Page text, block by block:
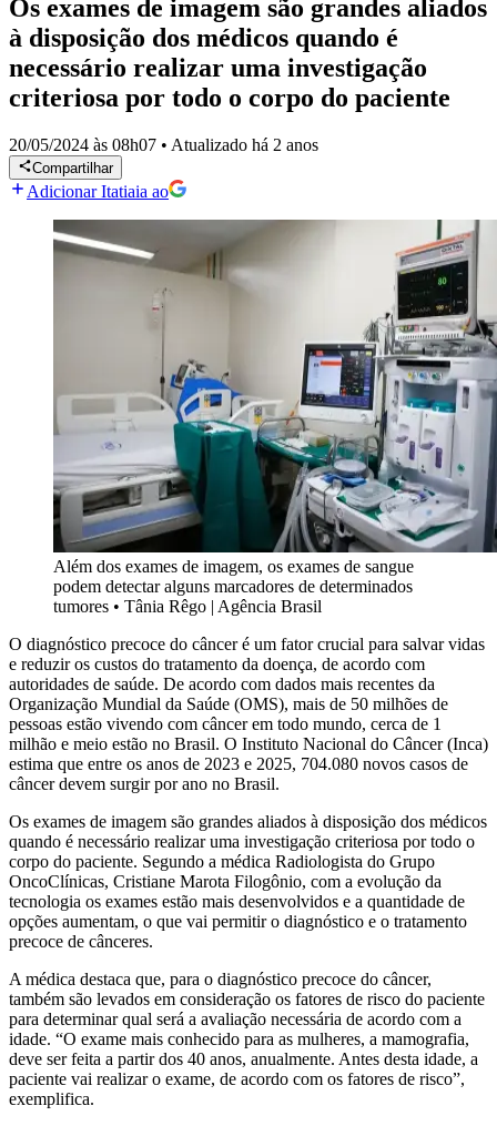
Os exames de imagem são grandes aliados
à disposição dos médicos quando é
necessário realizar uma investigação
criteriosa por todo o corpo do paciente
20/05/2024 às 08h07 • Atualizado há 2 anos
Compartilhar
Adicionar Itatiaia ao
Além dos exames de imagem, os exames de sangue
podem detectar alguns marcadores de determinados
tumores • Tânia Rêgo | Agência Brasil
O diagnóstico precoce do câncer é um fator crucial para salvar vidas
e reduzir os custos do tratamento da doença, de acordo com
autoridades de saúde. De acordo com dados mais recentes da
Organização Mundial da Saúde (OMS), mais de 50 milhões de
pessoas estão vivendo com câncer em todo mundo, cerca de 1
milhão e meio estão no Brasil. O Instituto Nacional do Câncer (Inca)
estima que entre os anos de 2023 e 2025, 704.080 novos casos de
câncer devem surgir por ano no Brasil.
Os exames de imagem são grandes aliados à disposição dos médicos
quando é necessário realizar uma investigação criteriosa por todo o
corpo do paciente. Segundo a médica Radiologista do Grupo
OncoClínicas, Cristiane Marota Filogônio, com a evolução da
tecnologia os exames estão mais desenvolvidos e a quantidade de
opções aumentam, o que vai permitir o diagnóstico e o tratamento
precoce de cânceres.
A médica destaca que, para o diagnóstico precoce do câncer,
também são levados em consideração os fatores de risco do paciente
para determinar qual será a avaliação necessária de acordo com a
idade. “O exame mais conhecido para as mulheres, a mamografia,
deve ser feita a partir dos 40 anos, anualmente. Antes desta idade, a
paciente vai realizar o exame, de acordo com os fatores de risco”,
exemplifica.